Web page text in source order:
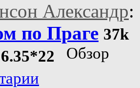
Александр:
по Праге 37k
6.35*22 Обзор